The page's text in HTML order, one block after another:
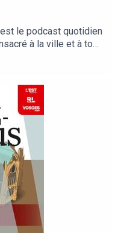
le podcast quotidien
à la ville et à tout
podcast raconté
sur les articles